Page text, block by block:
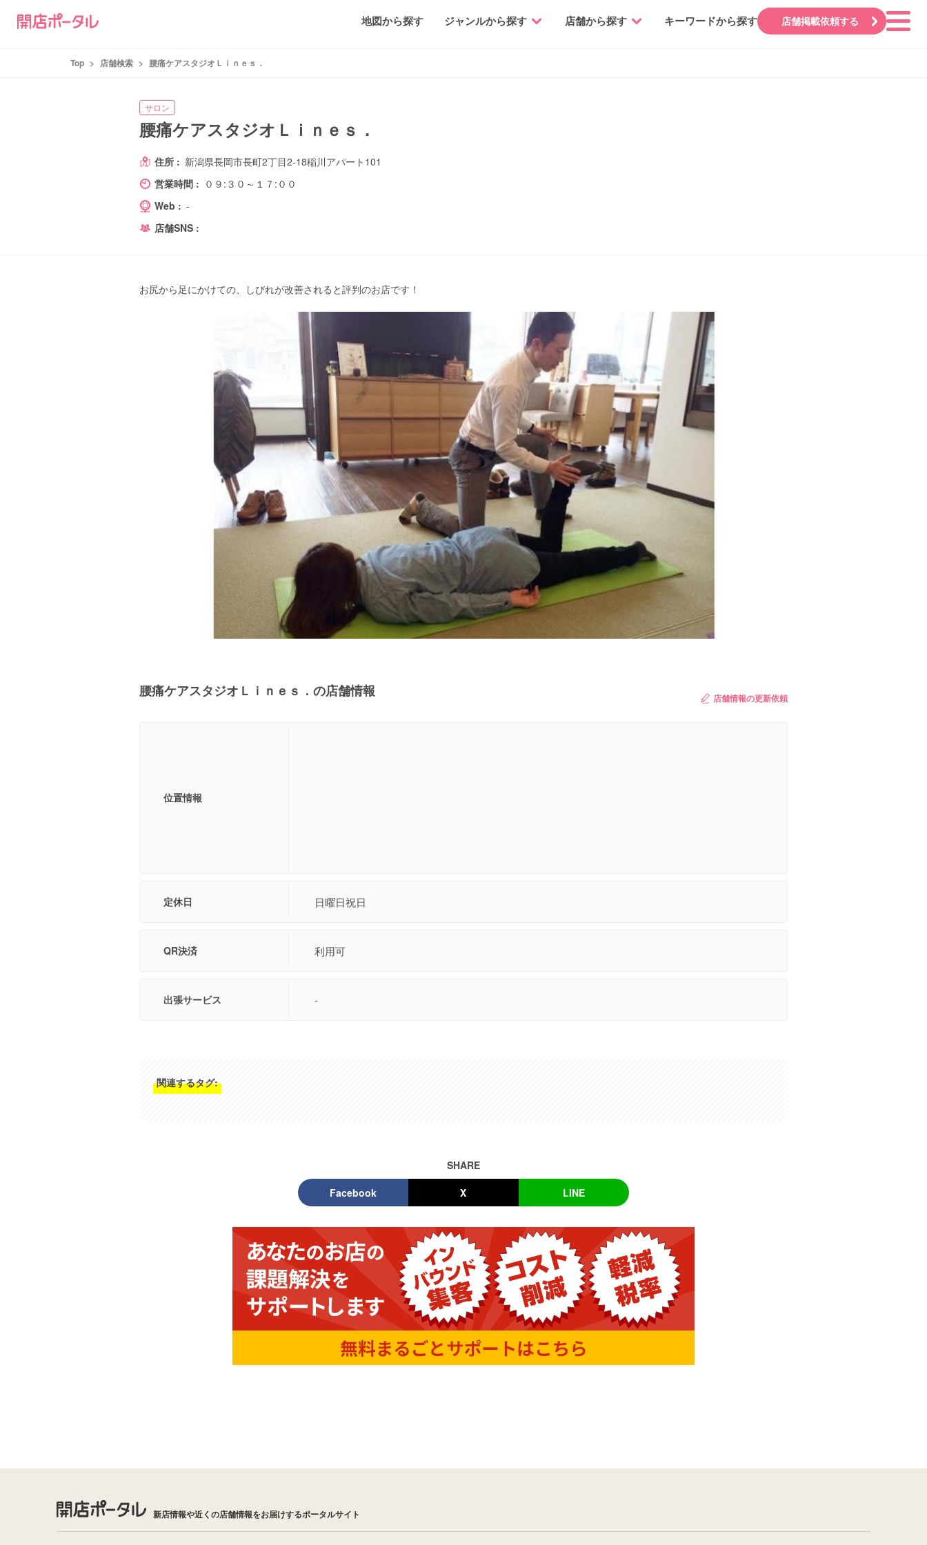
地図から探す ジャンルから探す 店舗から探す キーワードから探す 店舗掲載依頼する
Top > 店舗検索 > 腰痛ケアスタジオＬｉｎｅｓ．
サロン
腰痛ケアスタジオＬｉｎｅｓ．
住所 : 新潟県長岡市長町2丁目2-18稲川アパート101
営業時間 : ０９:３０～１７:００
Web : -
店舗SNS :
お尻から足にかけての、しびれが改善されると評判のお店です！
腰痛ケアスタジオＬｉｎｅｓ．の店舗情報 店舗情報の更新依頼
位置情報
定休日 日曜日 祝日
QR決済 利用可
出張サービス -
関連するタグ:
SHARE
Facebook X LINE
新店情報や近くの店舗情報をお届けするポータルサイト